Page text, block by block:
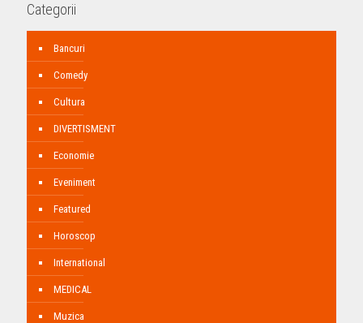
Categorii
Bancuri
Comedy
Cultura
DIVERTISMENT
Economie
Eveniment
Featured
Horoscop
International
MEDICAL
Muzica